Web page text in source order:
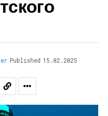
Published 15.02.2025